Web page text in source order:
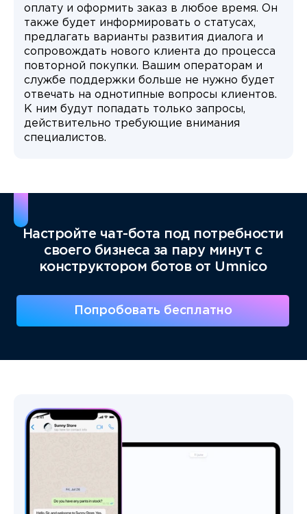
оплату и оформить заказ в любое время. Он
также будет информировать о статусах,
предлагать варианты развития диалога и
сопровождать нового клиента до процесса
повторной покупки. Вашим операторам и
службе поддержки больше не нужно будет
отвечать на однотипные вопросы клиентов.
К ним будут попадать только запросы,
действительно требующие внимания
специалистов.
Настройте чат-бота под потребности
своего бизнеса за пару минут с
конструктором ботов от Umnico
Попробовать бесплатно